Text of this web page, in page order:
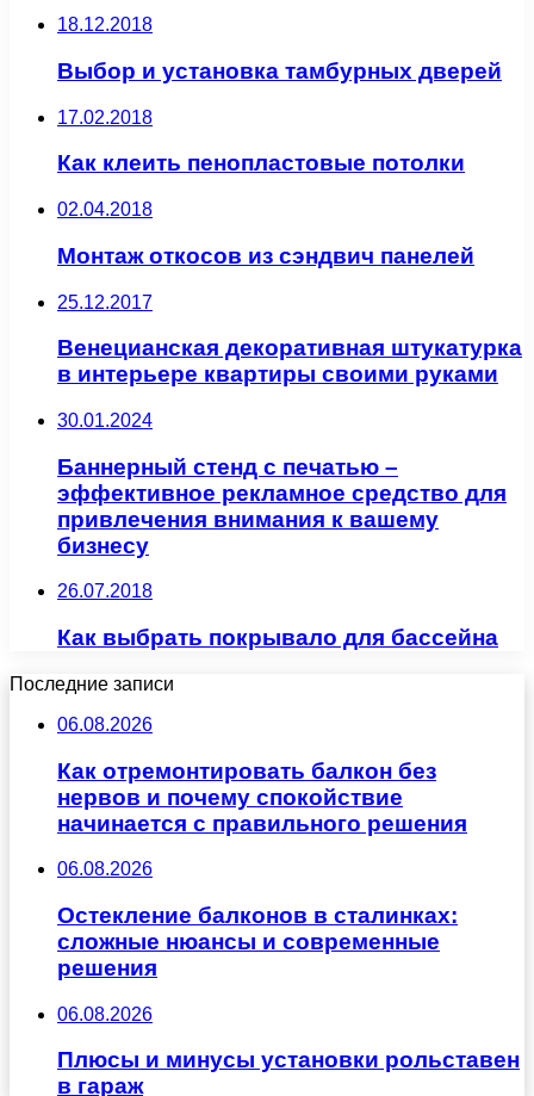
18.12.2018
Выбор и установка тамбурных дверей
17.02.2018
Как клеить пенопластовые потолки
02.04.2018
Монтаж откосов из сэндвич панелей
25.12.2017
Венецианская декоративная штукатурка
в интерьере квартиры своими руками
30.01.2024
Баннерный стенд с печатью –
эффективное рекламное средство для
привлечения внимания к вашему
бизнесу
26.07.2018
Как выбрать покрывало для бассейна
Последние записи
06.08.2026
Как отремонтировать балкон без
нервов и почему спокойствие
начинается с правильного решения
06.08.2026
Остекление балконов в сталинках:
сложные нюансы и современные
решения
06.08.2026
Плюсы и минусы установки рольставен
в гараж